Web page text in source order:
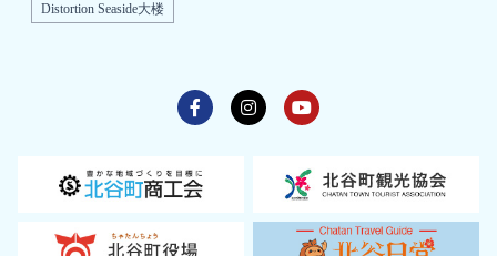
Distortion Seaside大楼